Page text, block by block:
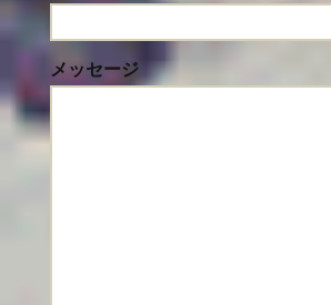
メッセージ